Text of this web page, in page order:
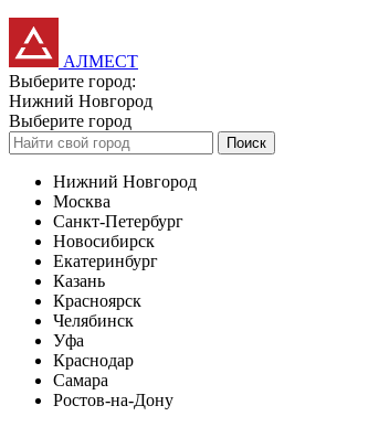
АЛМЕСТ
Выберите город:
Нижний Новгород
Выберите город
Поиск
Нижний Новгород
Москва
Санкт-Петербург
Новосибирск
Екатеринбург
Казань
Красноярск
Челябинск
Уфа
Краснодар
Самара
Ростов-на-Дону